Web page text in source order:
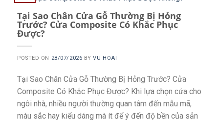
Tại Sao Chân Cửa Gỗ Thường Bị Hỏng
Trước? Cửa Composite Có Khắc Phục
Được?
POSTED ON 28/07/2026 BYVU HOAI
Tại Sao Chân Cửa Gỗ Thường Bị Hỏng Trước? Cửa
Composite Có Khắc Phục Được? Khi lựa chọn cửa cho
ngôi nhà, nhiều người thường quan tâm đến mẫu mã,
màu sắc hay kiểu dáng mà ít để ý đến độ bền của sản